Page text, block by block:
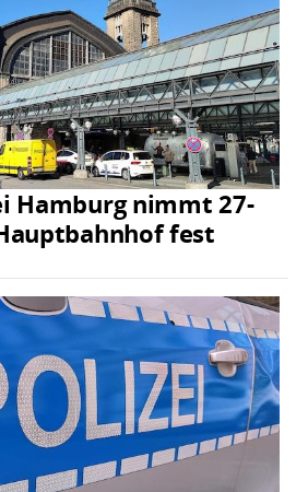
Hamburg nimmt 27-
fest